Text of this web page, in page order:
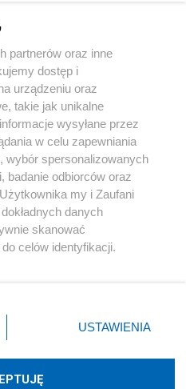
Instagram Youtube
partnerów oraz inne
dostęp i
urządzeniu oraz
takie jak unikalne
wysyłane przez
w celu zapewniania
wybór spersonalizowanych
badanie odbiorców oraz
my i Zaufani
danych
skanować
celów identyfikacji.
ustawień prywatności
rogu strony
nie wymagają zgody
sprzeciwić się takiemu
USTAWIENIA